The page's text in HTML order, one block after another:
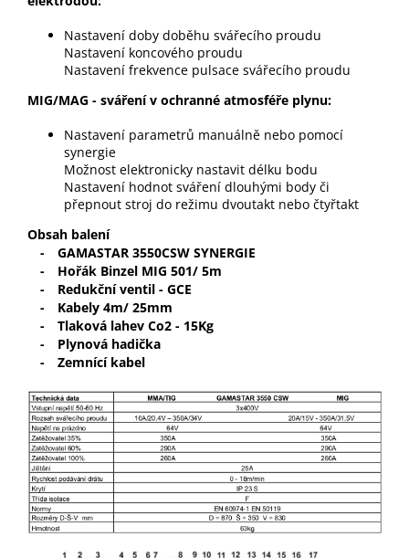
Nastavení doby doběhu svářecího proudu
Nastavení koncového proudu
Nastavení frekvence pulsace svářecího proudu
MIG/MAG - sváření v ochranné atmosféře plynu:
Nastavení parametrů manuálně nebo pomocí
synergie
Možnost elektronicky nastavit délku bodu
Nastavení hodnot sváření dlouhými body či
přepnout stroj do režimu dvoutakt nebo čtyřtakt
Obsah balení
-
GAMASTAR 3550CSW SYNERGIE
-
Hořák Binzel MIG 501/ 5m
-
Redukční ventil - GCE
-
Kabely 4m/ 25mm
-
Tlaková lahev Co2 - 15Kg
-
Plynová hadička
-
Zemnící kabel